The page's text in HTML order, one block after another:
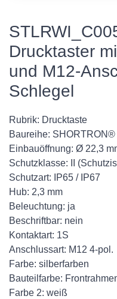
Drucktaster
und M12-
Schlegel
Rubrik: Drucktaste
Baureihe: SHORTRON®
Einbauöffnung: Ø 22,3
Schutzklasse: II
Schutzart: IP65 / IP67
Hub: 2,3 mm
Beleuchtung: ja
Beschriftbar: nein
Kontaktart: 1S
Anschlussart: M12 4-pol.
Farbe: silberfarben
Bauteilfarbe:
Farbe 2: weiß